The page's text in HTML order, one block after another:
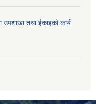
तथा ईकाइको कार्य